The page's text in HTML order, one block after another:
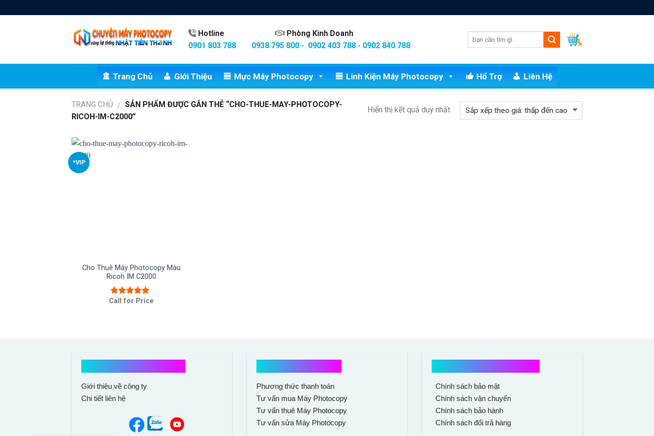
to
Hotline
Phòng Kinh Doanh
0901 803 788
0938 795 800 - 0902 403 788 - 0902 840 788
Trang Chủ Giới Thiệu Mực Máy Photocopy Linh Kiện Máy Photocopy Hổ Trợ Liên Hệ
TRANG CHỦ / SẢN PHẨM ĐƯỢC GẮN THẺ “CHO-THUE-MAY-PHOTOCOPY-
RICOH-IM-C2000”
Hiển thị kết quả duy nhất
*VIP
Cho Thuê Máy Photocopy Màu
Ricoh IM C2000
Được xếp
Call for Price
Giới thiệu về công ty
Chi tiết liên hệ
Phương thức thanh toán
Tư vấn mua Máy Photocopy
Tư vấn thuê Máy Photocopy
Tư vấn sửa Máy Photocopy
Chính sách bảo mật
Chính sách vận chuyển
Chính sách bảo hành
Chính sách đổi trả hàng